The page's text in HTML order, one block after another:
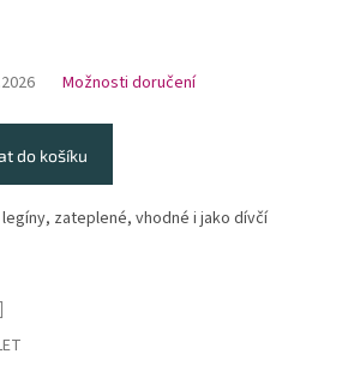
Možnosti doručení
do košíku
zateplené, vhodné i jako dívčí